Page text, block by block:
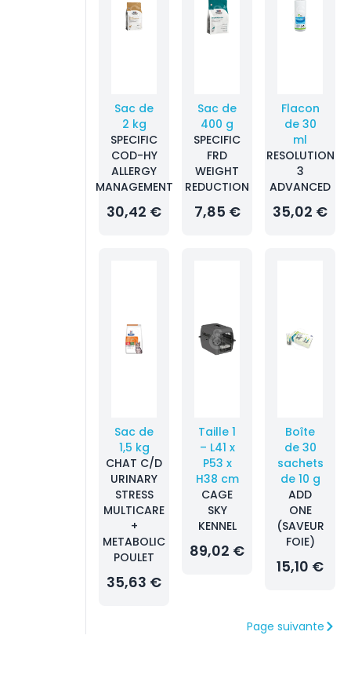
Sac de
2 kg
SPECIFIC
COD-HY
ALLERGY
MANAGEMENT
30,42 €
Sac de
400 g
SPECIFIC
FRD
WEIGHT
REDUCTION
7,85 €
Flacon
de 30
ml
RESOLUTION
3
ADVANCED
35,02 €
Sac de
1,5 kg
CHAT C/D
URINARY
STRESS
MULTICARE
+
METABOLIC
POULET
35,63 €
Taille 1
– L41 x
P53 x
H38 cm
CAGE
SKY
KENNEL
89,02 €
Boîte
de 30
sachets
de 10 g
ADD
ONE
(SAVEUR
FOIE)
15,10 €
Page suivante